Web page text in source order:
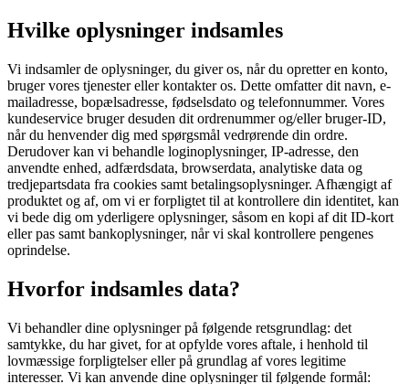
Hvilke oplysninger indsamles
Vi indsamler de oplysninger, du giver os, når du opretter en konto,
bruger vores tjenester eller kontakter os. Dette omfatter dit navn, e-
mailadresse, bopælsadresse, fødselsdato og telefonnummer. Vores
kundeservice bruger desuden dit ordrenummer og/eller bruger-ID,
når du henvender dig med spørgsmål vedrørende din ordre.
Derudover kan vi behandle loginoplysninger, IP-adresse, den
anvendte enhed, adfærdsdata, browserdata, analytiske data og
tredjepartsdata fra cookies samt betalingsoplysninger. Afhængigt af
produktet og af, om vi er forpligtet til at kontrollere din identitet, kan
vi bede dig om yderligere oplysninger, såsom en kopi af dit ID-kort
eller pas samt bankoplysninger, når vi skal kontrollere pengenes
oprindelse.
Hvorfor indsamles data?
Vi behandler dine oplysninger på følgende retsgrundlag: det
samtykke, du har givet, for at opfylde vores aftale, i henhold til
lovmæssige forpligtelser eller på grundlag af vores legitime
interesser. Vi kan anvende dine oplysninger til følgende formål: